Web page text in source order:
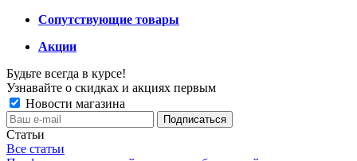
Сопутствующие товары
Акции
Будьте всегда в курсе!
Узнавайте о скидках и акциях первым
Новости магазина
Статьи
Все статьи